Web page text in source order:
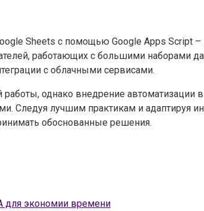
Sheets с помощью Google Apps
работающих с большими наборами
с облачными сервисами.
однако внедрение
лучшим практикам и адаптируя
обоснованные решения.
для экономии времени